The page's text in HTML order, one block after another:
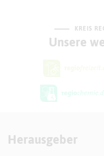
KREIS
Unsere
Herausgeber